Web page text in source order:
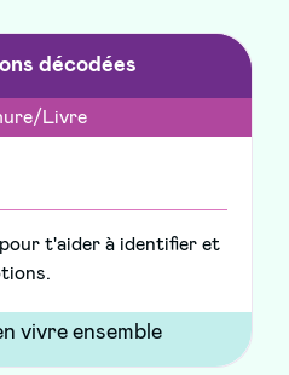
décodées
Livre
t'aider à identifier et